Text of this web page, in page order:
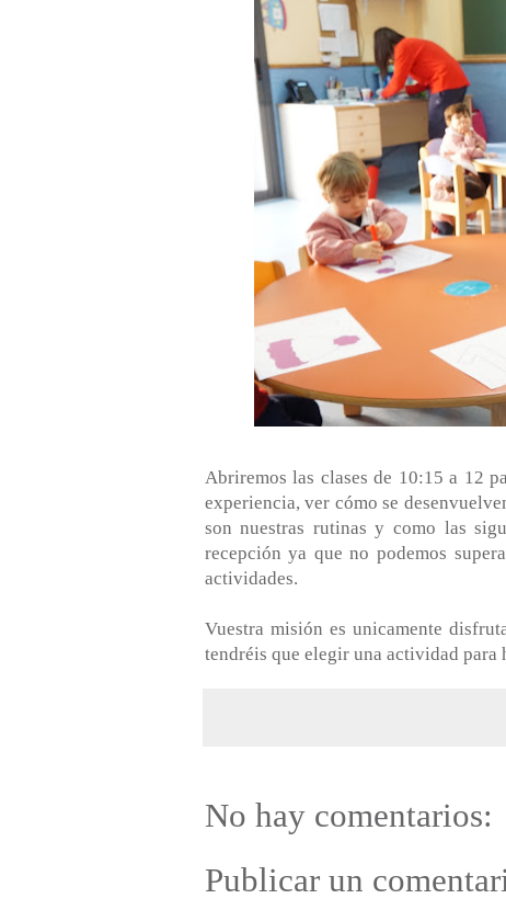
Abriremos las clases de 10:15 a 12
experiencia, ver cómo se
son nuestras rutinas y como las
recepción ya que no podemos
actividades.
Vuestra misión es unicamente
tendréis que elegir una actividad para
No hay comentarios:
Publicar un